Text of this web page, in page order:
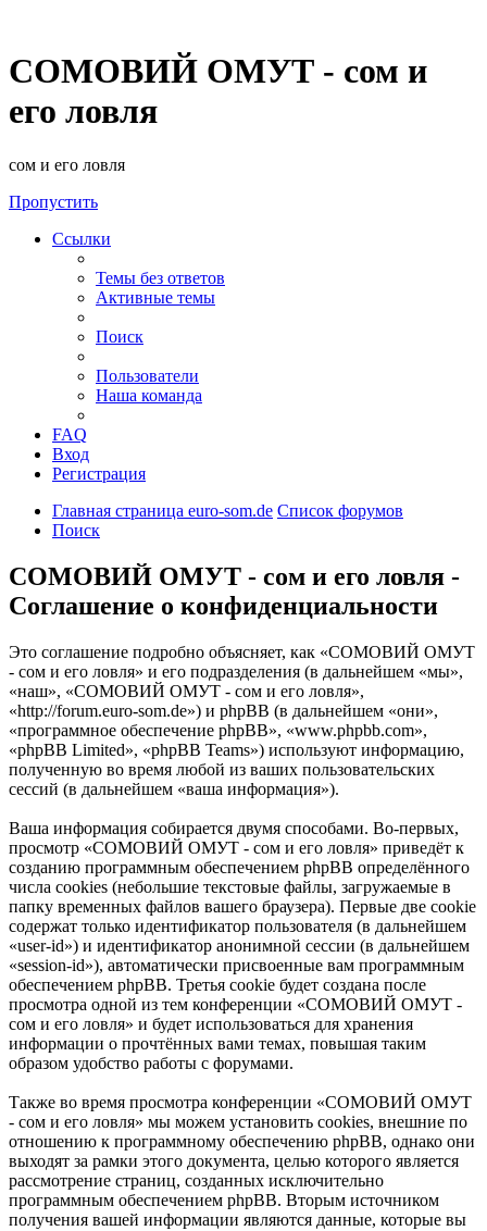
СОМОВИЙ ОМУТ - сом и
его ловля
сом и его ловля
Пропустить
Ссылки
Темы без ответов
Активные темы
Поиск
Пользователи
Наша команда
FAQ
Вход
Регистрация
Главная страница euro-som.de Список форумов
Поиск
СОМОВИЙ ОМУТ - сом и его ловля -
Соглашение о конфиденциальности
Это соглашение подробно объясняет, как «СОМОВИЙ ОМУТ
- сом и его ловля» и его подразделения (в дальнейшем «мы»,
«наш», «СОМОВИЙ ОМУТ - сом и его ловля»,
«http://forum.euro-som.de») и phpBB (в дальнейшем «они»,
«программное обеспечение phpBB», «www.phpbb.com»,
«phpBB Limited», «phpBB Teams») используют информацию,
полученную во время любой из ваших пользовательских
сессий (в дальнейшем «ваша информация»).
Ваша информация собирается двумя способами. Во-первых,
просмотр «СОМОВИЙ ОМУТ - сом и его ловля» приведёт к
созданию программным обеспечением phpBB определённого
числа cookies (небольшие текстовые файлы, загружаемые в
папку временных файлов вашего браузера). Первые две cookie
содержат только идентификатор пользователя (в дальнейшем
«user-id») и идентификатор анонимной сессии (в дальнейшем
«session-id»), автоматически присвоенные вам программным
обеспечением phpBB. Третья cookie будет создана после
просмотра одной из тем конференции «СОМОВИЙ ОМУТ -
сом и его ловля» и будет использоваться для хранения
информации о прочтённых вами темах, повышая таким
образом удобство работы с форумами.
Также во время просмотра конференции «СОМОВИЙ ОМУТ
- сом и его ловля» мы можем установить cookies, внешние по
отношению к программному обеспечению phpBB, однако они
выходят за рамки этого документа, целью которого является
рассмотрение страниц, созданных исключительно
программным обеспечением phpBB. Вторым источником
получения вашей информации являются данные, которые вы